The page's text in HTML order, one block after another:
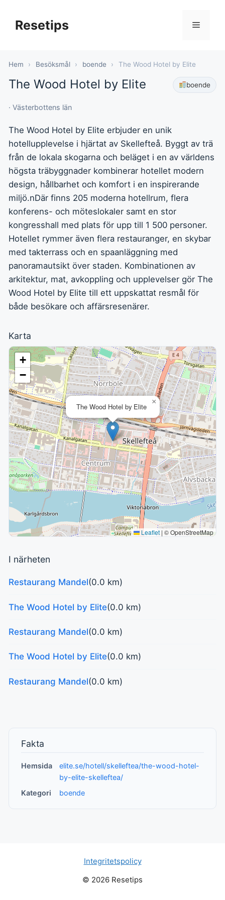
innehållResetips Meny
Hem › Besöksmål › boende › The Wood Hotel by Elite
The Wood Hotel by Elite boende
· Västerbottens län
The Wood Hotel by Elite erbjuder en unik
hotellupplevelse i hjärtat av Skellefteå. Byggt av trä
från de lokala skogarna och beläget i en av världens
högsta träbyggnader kombinerar hotellet modern
design, hållbarhet och komfort i en inspirerande
miljö.nDär finns 205 moderna hotellrum, flera
konferens- och möteslokaler samt en stor
kongresshall med plats för upp till 1 500 personer.
Hotellet rymmer även flera restauranger, en skybar
med takterrass och en spaanläggning med
panoramautsikt över staden. Kombinationen av
arkitektur, mat, avkoppling och upplevelser gör The
Wood Hotel by Elite till ett uppskattat resmål för
både besökare och affärsresenärer.
Karta
The Wood Hotel by Elite
×
+
−
Leaflet | © OpenStreetMap
I närheten
Restaurang Mandel(0.0 km)
The Wood Hotel by Elite(0.0 km)
Restaurang Mandel(0.0 km)
The Wood Hotel by Elite(0.0 km)
Restaurang Mandel(0.0 km)
Fakta
Hemsida
elite.se/hotell/skelleftea/the-wood-hotel-
by-elite-skelleftea/
Kategori
boende
Integritetspolicy
© 2026 Resetips